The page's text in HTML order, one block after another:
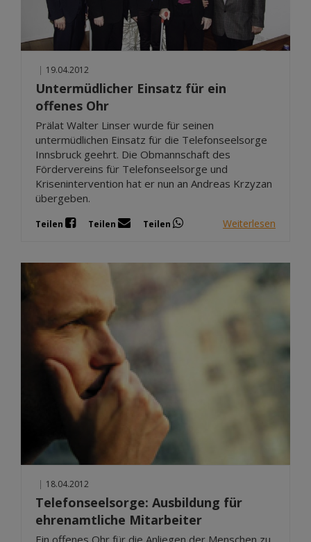
| 19.04.2012
Untermüdlicher Einsatz für ein
offenes Ohr
Prälat Walter Linser wurde für seinen
untermüdlichen Einsatz für die Telefonseelsorge
Innsbruck geehrt. Die Obmannschaft des
Fördervereins für Telefonseelsorge und
Krisenintervention hat er nun an Andreas Krzyzan
übergeben.
Teilen Teilen Teilen Weiterlesen
| 18.04.2012
Telefonseelsorge: Ausbildung für
ehrenamtliche Mitarbeiter